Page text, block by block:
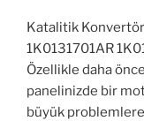
Katalitik Konvertör
1K0131701AR
Özellikle daha
panelinizde bir
büyük problemlere